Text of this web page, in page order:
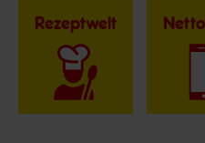
Rezeptwelt